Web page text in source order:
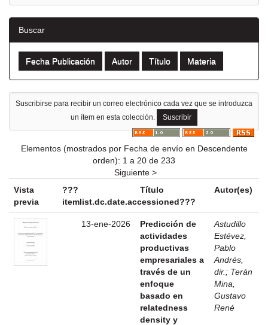
Buscar
Suscribirse para recibir un correo electrónico cada vez que se introduzca
un ítem en esta colección.
Elementos (mostrados por Fecha de envío en Descendente
orden): 1 a 20 de 233
Siguiente >
Vista
previa
???
itemlist.dc.date.accessioned???
Título Autor(es)
13-ene-2026
Predicción de
actividades
productivas
empresariales a
través de un
enfoque
basado en
relatedness
density y
Astudillo
Estévez,
Pablo
Andrés,
dir. ; Terán
Mina,
Gustavo
René